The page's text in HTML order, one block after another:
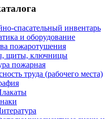
спасательный инвентарь
и оборудование
пожаротушения
щиты, ключницы
пожарная
труда (рабочего места)